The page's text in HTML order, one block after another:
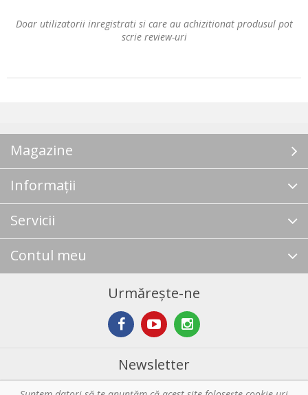
Doar utilizatorii inregistrati si care au achizitionat produsul pot
scrie review-uri
Magazine
Informații
Servicii
Contul meu
Urmărește-ne
Newsletter
Abonare